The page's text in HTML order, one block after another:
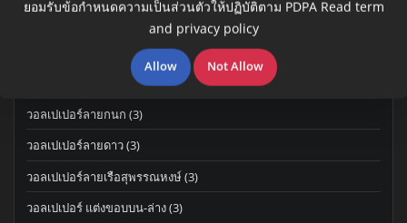
ยอมรับข้อกำหนดความเป็นส่วนตัวให้ปฏิบัติตาม PDPA Read term
and privacy policy
Allow Not Allow
products
วอลเปเปอร์ลายใบโพธิ์ ต้นโพธิ์
6
products
วอลเปเปอร์ลายพุ่มข้าวบิณฑ์ 88
products
วอลเปเปอร์ลายประจำยาม 88
วอลเปเปอร์ลายกนก 33
products
วอลเปเปอร์ลายดาว 33
products
วอลเปเปอร์ลายเรือสุพรรณหงษ์ 33
products
วอลเปเปอร์ แต่งขอบบน-ล่าง 33